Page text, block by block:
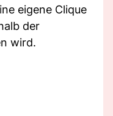
eigene Clique
der
wird.